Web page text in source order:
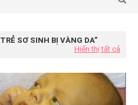
TRẺ SƠ SINH BỊ VÀNG DA
Hiển thị tất cả